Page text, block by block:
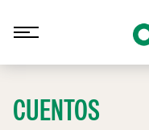
CUENTOS